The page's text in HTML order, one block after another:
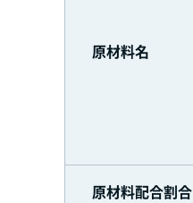
原材料名
原材料配合割合